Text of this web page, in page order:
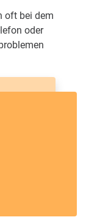
oft bei dem
oder